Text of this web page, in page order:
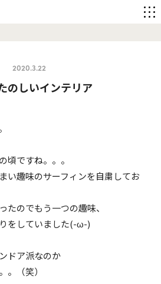
2020.3.22
のしいインテリア
頃ですね。。。
い趣味のサーフィンを自粛してお
たのでもう一つの趣味、
をしていました(-ω-)
ドア派なのか
。（笑）